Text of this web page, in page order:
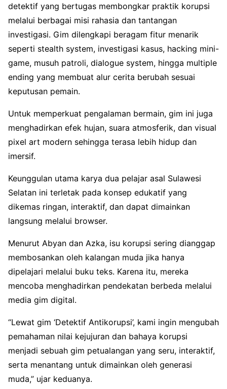
detektif yang bertugas membongkar praktik korupsi
melalui berbagai misi rahasia dan tantangan
investigasi. Gim dilengkapi beragam fitur menarik
seperti stealth system, investigasi kasus, hacking mini-
game, musuh patroli, dialogue system, hingga multiple
ending yang membuat alur cerita berubah sesuai
keputusan pemain.
Untuk memperkuat pengalaman bermain, gim ini juga
menghadirkan efek hujan, suara atmosferik, dan visual
pixel art modern sehingga terasa lebih hidup dan
imersif.
Keunggulan utama karya dua pelajar asal Sulawesi
Selatan ini terletak pada konsep edukatif yang
dikemas ringan, interaktif, dan dapat dimainkan
langsung melalui browser.
Menurut Abyan dan Azka, isu korupsi sering dianggap
membosankan oleh kalangan muda jika hanya
dipelajari melalui buku teks. Karena itu, mereka
mencoba menghadirkan pendekatan berbeda melalui
media gim digital.
“Lewat gim ‘Detektif Antikorupsi’, kami ingin mengubah
pemahaman nilai kejujuran dan bahaya korupsi
menjadi sebuah gim petualangan yang seru, interaktif,
serta menantang untuk dimainkan oleh generasi
muda,” ujar keduanya.